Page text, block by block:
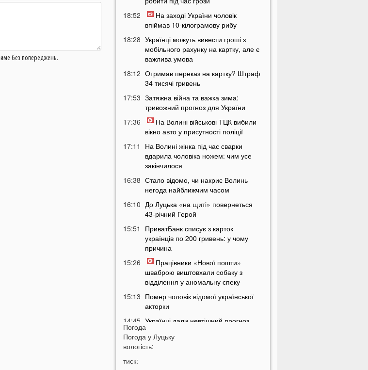
без попереджень.
18:52
На заході України чоловік
впіймав 10-кілограмову рибу
18:28 Українці можуть вивести гроші з
мобільного рахунку на картку, але є
важлива умова
18:12 Отримав переказ на картку? Штраф
34 тисячі гривень
17:53 Затяжна війна та важка зима:
тривожний прогноз для України
17:36
На Волині військові ТЦК вибили
вікно авто у присутності поліції
17:11
На Волині жінка під час сварки
вдарила чоловіка ножем: чим усе
закінчилося
16:38 Стало відомо, чи накриє Волинь
негода найближчим часом
16:10 До Луцька «на щиті» повернеться
43-річний Герой
15:51
ПриватБанк списує з карток
українців по 200 гривень: у чому
причина
15:26
Працівники «Нової пошти»
шваброю виштовхали собаку з
відділення у аномальну спеку
15:13 Помер чоловік відомої української
акторки
14:45 Українці дали невтішний прогноз
щодо термінів закінчення війни
14:24 У Луцьку жінка організувала бордель
Погода
Погода у Луцьку
вологість:
тиск: